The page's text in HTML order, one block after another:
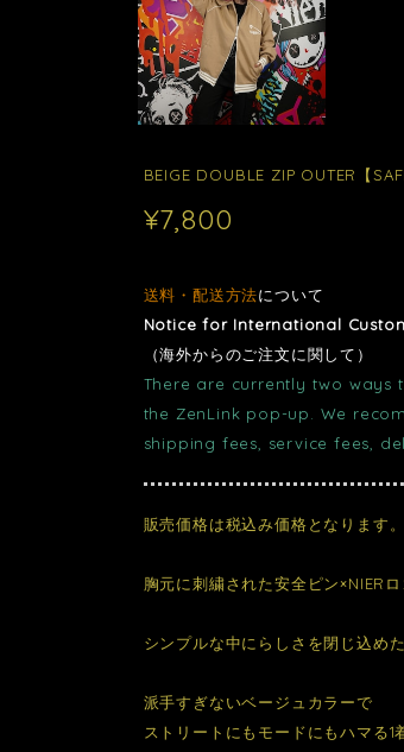
BEIGE DOUBLE ZIP OUTER【
¥7,800
送料・配送方法について
Notice for International
（海外からのご注文に関して）
There are currently two
the ZenLink pop-up. We
shipping fees, service fees,
販売価格は税込み価格となります。
胸元に刺繍された安全ピン×NIERロ
シンプルな中にらしさを閉じ込め
派手すぎないベージュカラーで
ストリートにもモードにもハマる1